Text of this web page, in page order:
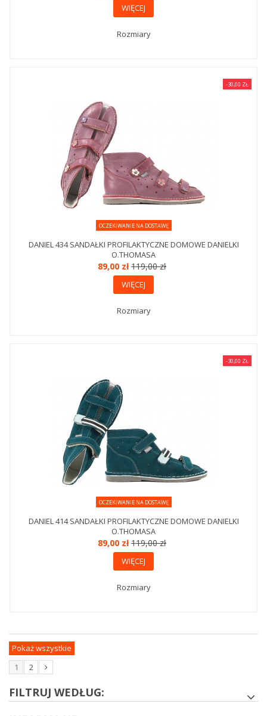
WIĘCEJ
Rozmiary
-30,00 ZŁ
OCZEKIWANIE NA DOSTAWĘ
DANIEL 434 SANDAŁKI PROFILAKTYCZNE DOMOWE DANIELKI
O.THOMASA
89,00 zł119,00 zł
WIĘCEJ
Rozmiary
-30,00 ZŁ
OCZEKIWANIE NA DOSTAWĘ
DANIEL 414 SANDAŁKI PROFILAKTYCZNE DOMOWE DANIELKI
O.THOMASA
89,00 zł119,00 zł
WIĘCEJ
Rozmiary
Pokaż wszystkie
1
2
FILTRUJ WEDŁUG: